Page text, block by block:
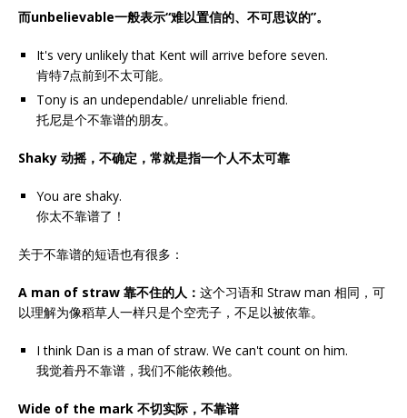
而unbelievable一般表示“难以置信的、不可思议的”。
It's very unlikely that Kent will arrive before seven.
肯特7点前到不太可能。
Tony is an undependable/ unreliable friend.
托尼是个不靠谱的朋友。
Shaky 动摇，不确定，常就是指一个人不太可靠
You are shaky.
你太不靠谱了！
关于不靠谱的短语也有很多：
A man of straw 靠不住的人： 这个习语和 Straw man 相同，可
以理解为像稻草人一样只是个空壳子，不足以被依靠。
I think Dan is a man of straw. We can't count on him.
我觉着丹不靠谱，我们不能依赖他。
Wide of the mark 不切实际，不靠谱